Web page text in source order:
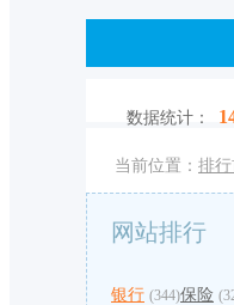
数据统计：
当前位置： 排行
网站排行
银行 (344)保险